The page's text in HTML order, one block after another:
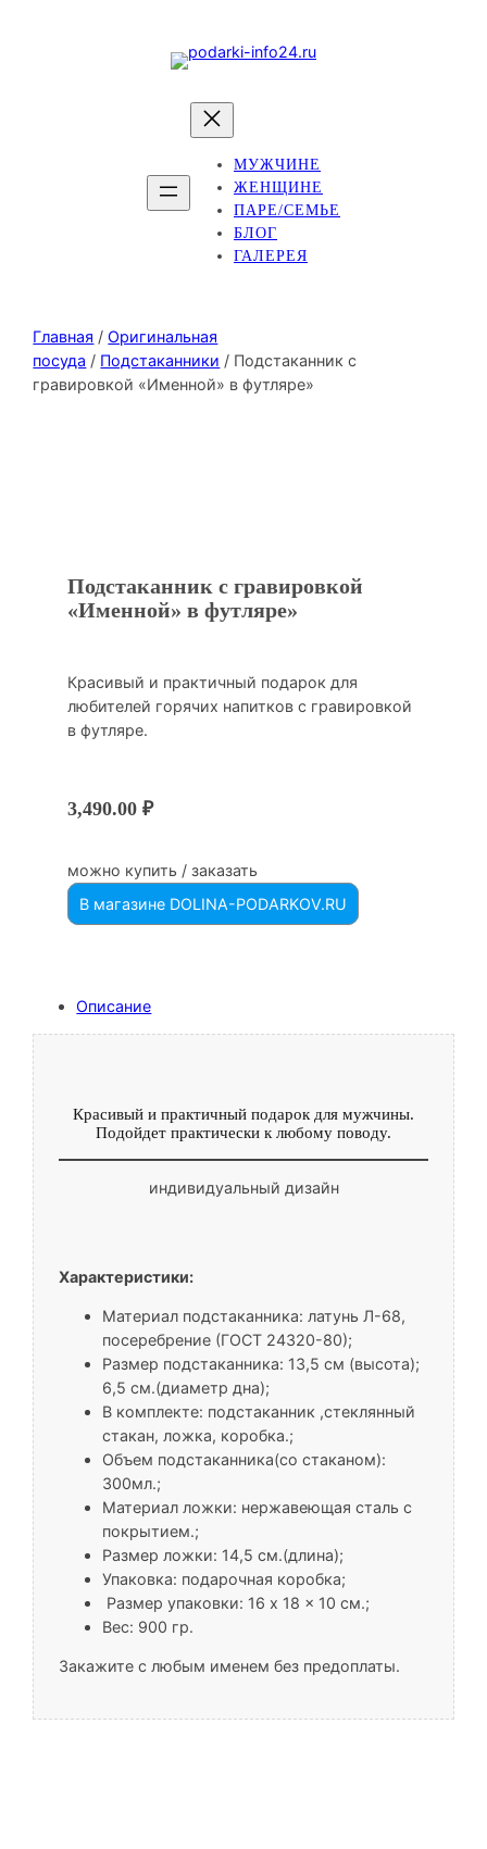
МУЖЧИНЕ
ЖЕНЩИНЕ
ПАРЕ/СЕМЬЕ
БЛОГ
ГАЛЕРЕЯ
Главная /Оригинальная
посуда / Подстаканники / Подстаканник с
гравировкой «Именной» в футляре»
Подстаканник с гравировкой
«Именной» в футляре»
Красивый и практичный подарок для
любителей горячих напитков с гравировкой
в футляре.
3,490.00₽
можно купить / заказать
В магазине DOLINA-PODARKOV.RU
Описание
Красивый и практичный подарок для мужчины.
Подойдет практически к любому поводу.
индивидуальный дизайн
Характеристики:
Материал подстаканника: латунь Л-68,
посеребрение (ГОСТ 24320-80);
Размер подстаканника: 13,5 см (высота);
6,5 cм.(диаметр дна);
В комплекте: подстаканник ,стеклянный
стакан, ложка, коробка.;
Объем подстаканника(со стаканом):
300мл.;
Материал ложки: нержавеющая сталь с
покрытием.;
Размер ложки: 14,5 см.(длина);
Упаковка: подарочная коробка;
Размер упаковки: 16 x 18 x 10 см.;
Вес: 900 гр.
Закажите с любым именем без предоплаты.